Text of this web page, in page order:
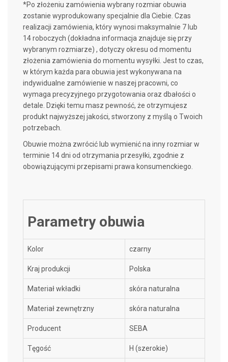
*Po złożeniu zamówienia wybrany rozmiar obuwia
zostanie wyprodukowany specjalnie dla Ciebie. Czas
realizacji zamówienia, który wynosi maksymalnie 7 lub
14 roboczych (dokładna informacja znajduje się przy
wybranym rozmiarze) , dotyczy okresu od momentu
złożenia zamówienia do momentu wysyłki. Jest to czas,
w którym każda para obuwia jest wykonywana na
indywidualne zamówienie w naszej pracowni, co
wymaga precyzyjnego przygotowania oraz dbałości o
detale. Dzięki temu masz pewność, że otrzymujesz
produkt najwyższej jakości, stworzony z myślą o Twoich
potrzebach.
Obuwie można zwrócić lub wymienić na inny rozmiar w
terminie 14 dni od otrzymania przesyłki, zgodnie z
obowiązującymi przepisami prawa konsumenckiego.
Parametry obuwia
Kolor czarny
Kraj produkcji Polska
Materiał wkładki skóra naturalna
Materiał zewnętrzny skóra naturalna
Producent SEBA
Tęgość H (szerokie)